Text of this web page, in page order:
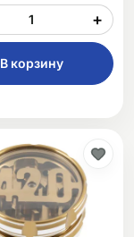
+
В корзину